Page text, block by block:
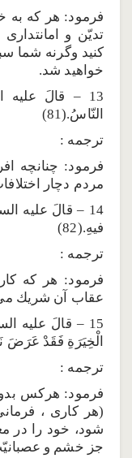
فرمود: هر كه به
تديّن و
كنيد وگرنه شما
خواهيد شد.
13 – قالَ
النّاسُ.(81)
ترجمه :
فرمود: چنانچه
مردم دچار
14 – قالَ عليه
فيهِ.(82)
ترجمه :
فرمود: هر كه
عقاب آن شريك
15 – قالَ عليه
الْخِيَرَةِ فَقَدْ عَرَضَ
ترجمه :
فرمود: هركس
(هر كارى ،
شود، خود را در
جز خشم و